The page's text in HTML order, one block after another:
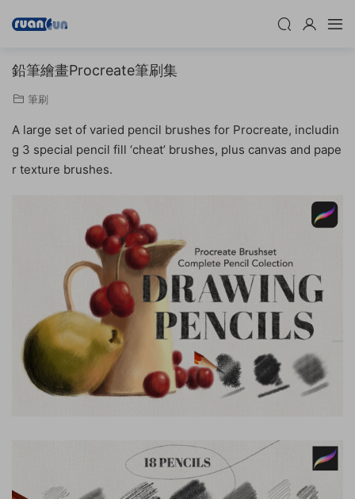
鉛筆繪畫Procreate筆刷集
筆刷
A large set of varied pencil brushes for Procreate, includin
g 3 special pencil fill ‘cheat’ brushes, plus canvas and pape
r texture brushes.